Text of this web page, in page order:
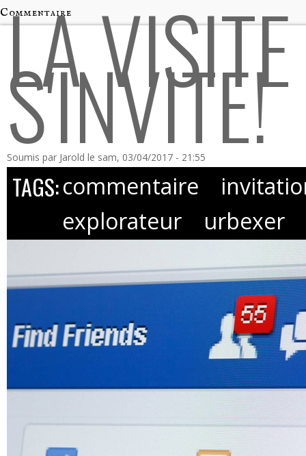
Commentaire
LA
S'INVITE!
Soumis par Jarold le sam, 03/04/2017 - 21:55
TAGS:commentaire
explorateur
urbexer